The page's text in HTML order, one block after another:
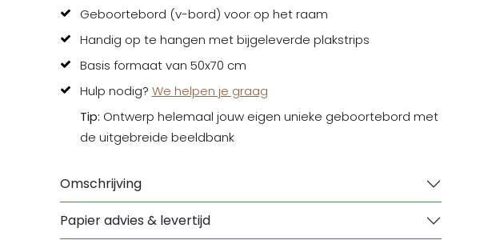
Geboortebord (v-bord) voor op het raam
Handig op te hangen met bijgeleverde plakstrips
Basis formaat van 50x70 cm
Hulp nodig? We helpen je graag
Tip: Ontwerp helemaal jouw eigen unieke geboortebord met
de uitgebreide beeldbank
Omschrijving
Papier advies & levertijd